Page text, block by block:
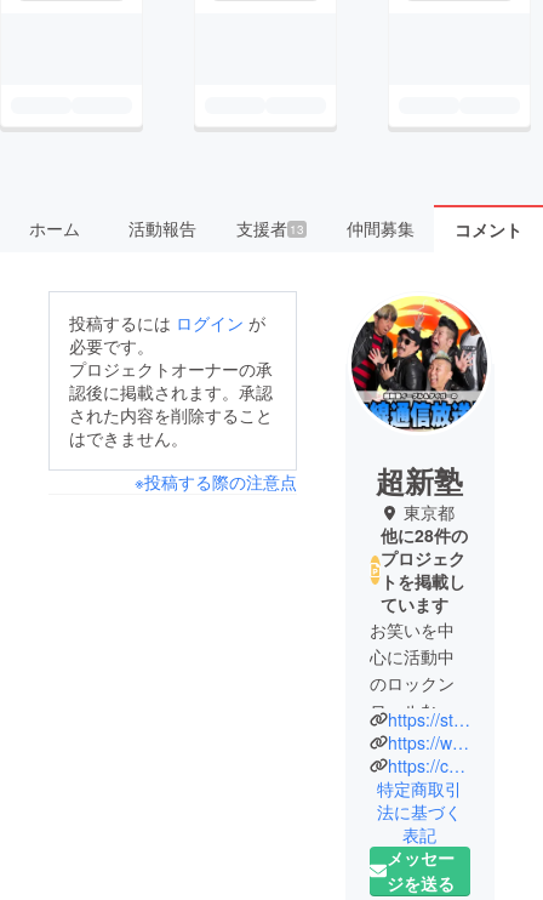
ホーム 活動報告 支援者 13 仲間募集 コメント
投稿するには ログイン が
必要です。
プロジェクトオーナーの承
認後に掲載されます。承認
された内容を削除すること
はできません。
※投稿する際の注意点
超新塾
東京都
他に28件の
プロジェク
トを掲載し
ています
お笑いを中
心に活動中
のロックン
ロールな６
人組、超新
塾。
YouTube登
録者数40万
人以上！
https://stand.fm/channels/5fda146c47dfe99c8b83c4c4
https://www.youtube.com/channel/UC8ao3oi5q70KccmjzrRKRYQ
https://choshinjuku.jp
特定商取引
法に基づく
表記
メッセー
ジを送る